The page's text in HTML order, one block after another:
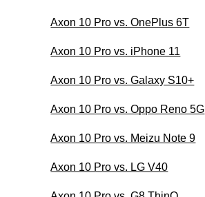
Axon 10 Pro vs. OnePlus 6T
Axon 10 Pro vs. iPhone 11
Axon 10 Pro vs. Galaxy S10+
Axon 10 Pro vs. Oppo Reno 5G
Axon 10 Pro vs. Meizu Note 9
Axon 10 Pro vs. LG V40